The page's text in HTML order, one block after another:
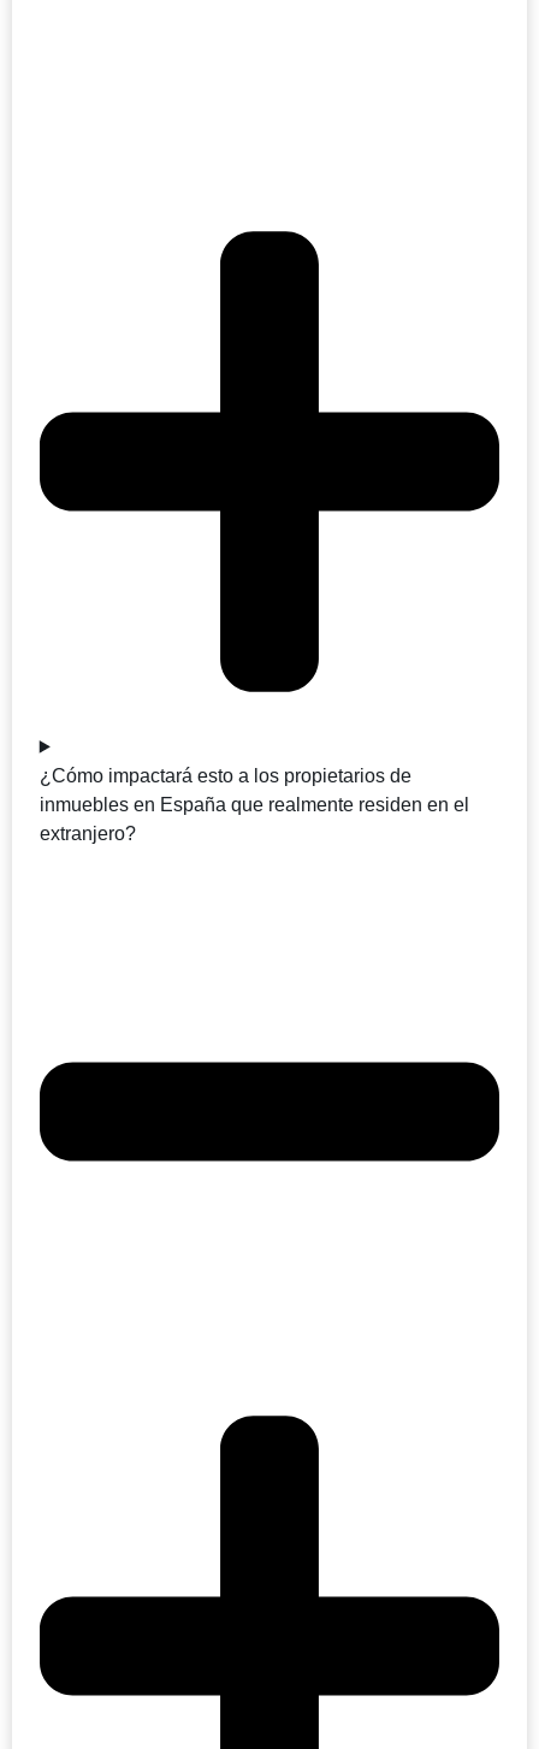
¿Cómo impactará esto a los propietarios de
inmuebles en España que realmente residen en el
extranjero?